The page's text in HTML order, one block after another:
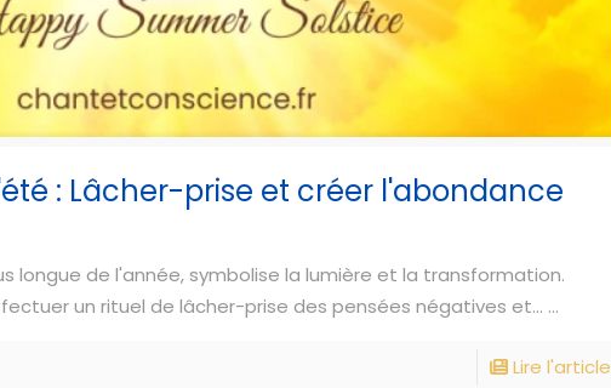
: Lâcher-prise et créer l'abondance
longue de l'année, symbolise la lumière et la transformation.
un rituel de lâcher-prise des pensées négatives et... ...
Lire l'article